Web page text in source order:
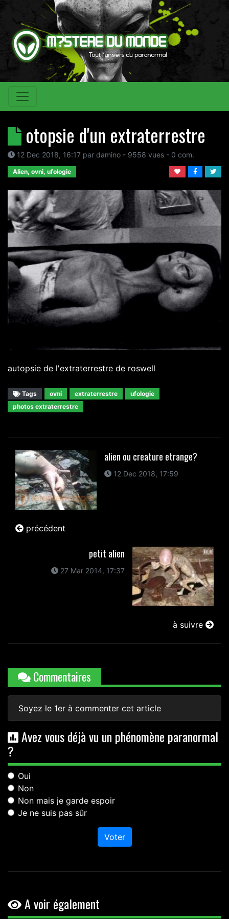
otopsie d'un extraterrestre
12 Dec 2018, 16:17 par damino - 9558 vues - 0 com.
Alien, ovni, ufologie
autopsie de l'extraterrestre de roswell
Tags ovni extraterrestre
ufologie
photos extraterrestre
alien ou creature etrange?
12 Dec 2018, 17:59
précédent
petit alien
27 Mar 2014, 17:37
à suivre
Commentaires
Soyez le 1er à commenter cet article
Avez vous déjà vu un phénomène paranormal
?
Oui
Non
Non mais je garde espoir
Je ne suis pas sûr
Voter
A voir également